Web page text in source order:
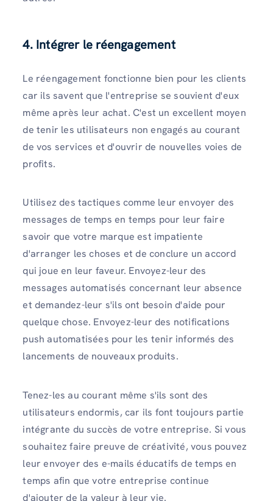
4. Intégrer le réengagement
Le réengagement fonctionne bien pour les clients
car ils savent que l'entreprise se souvient d'eux
même après leur achat. C'est un excellent moyen
de tenir les utilisateurs non engagés au courant
de vos services et d'ouvrir de nouvelles voies de
profits.
Utilisez des tactiques comme leur envoyer des
messages de temps en temps pour leur faire
savoir que votre marque est impatiente
d'arranger les choses et de conclure un accord
qui joue en leur faveur. Envoyez-leur des
messages automatisés concernant leur absence
et demandez-leur s'ils ont besoin d'aide pour
quelque chose. Envoyez-leur des notifications
push automatisées pour les tenir informés des
lancements de nouveaux produits.
Tenez-les au courant même s'ils sont des
utilisateurs endormis, car ils font toujours partie
intégrante du succès de votre entreprise. Si vous
souhaitez faire preuve de créativité, vous pouvez
leur envoyer des e-mails éducatifs de temps en
temps afin que votre entreprise continue
d'ajouter de la valeur à leur vie.